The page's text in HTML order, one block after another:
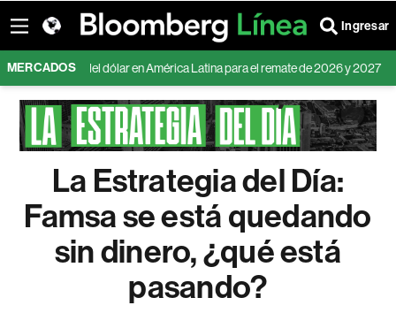
Ingresar
MERCADOS
precio del dólar en América Latina para el remate de 2026 y 2027
La Estrategia del Día:
Famsa se está quedando
sin dinero, ¿qué está
pasando?